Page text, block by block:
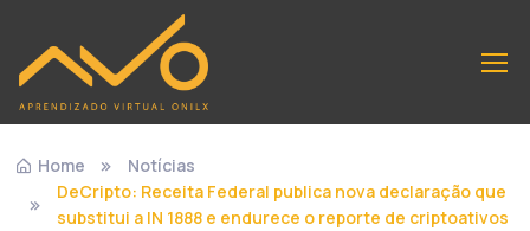
Home
Notícias
DeCripto: Receita Federal publica nova declaração que
substitui a IN 1888 e endurece o reporte de criptoativos